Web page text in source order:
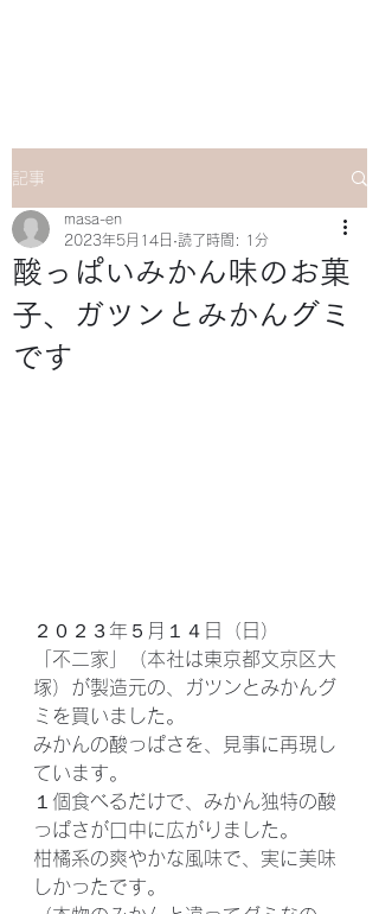
記事
酸っぱいみかん味のお菓
子、ガツンとみかんグミ
です
masa-en
2023年5月14日 読了時間: 1分
２０２３年５月１４日（日）
「不二家」（本社は東京都文京区大
塚）が製造元の、ガツンとみかんグ
ミを買いました。
みかんの酸っぱさを、見事に再現し
ています。
１個食べるだけで、みかん独特の酸
っぱさが口中に広がりました。
柑橘系の爽やかな風味で、実に美味
しかったです。